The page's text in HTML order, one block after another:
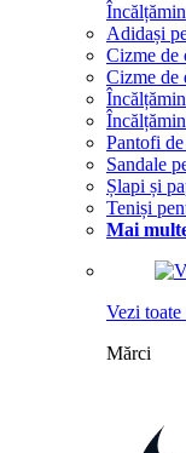
Adidași
Cizme de
Cizme de
Pantofi
Sandale
Șlapi și
Teniși
Mai
Vezi toate
Mărci